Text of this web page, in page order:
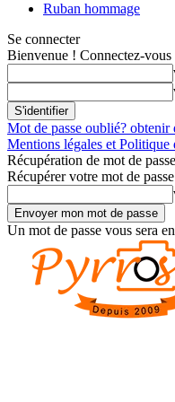
Ruban hommage
Se connecter
Bienvenue ! Connectez-vous
Mot de passe oublié? obtenir
Mentions légales et
Récupération de mot de passe
Récupérer votre mot de passe
Un mot de passe vous sera